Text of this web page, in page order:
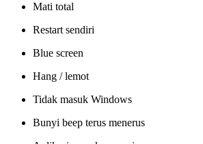
Mati total
Restart sendiri
Blue screen
Hang / lemot
Tidak masuk Windows
Bunyi beep terus menerus